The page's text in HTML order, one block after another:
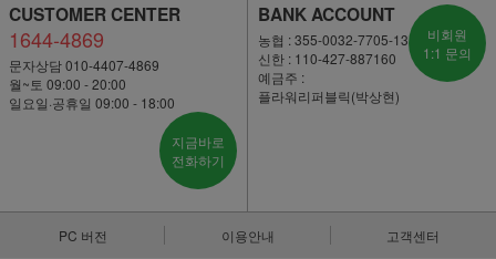
CUSTOMER CENTER
1644-4869
문자상담 010-4407-4869
월~토 09:00 - 20:00
일요일·공휴일 09:00 - 18:00
지금바로
전화하기
BANK ACCOUNT
농협 : 355-0032-7705-13
신한 : 110-427-887160
예금주 :
플라워리퍼블릭(박상현)
비회원
1:1 문의
PC 버전 이용안내 고객센터